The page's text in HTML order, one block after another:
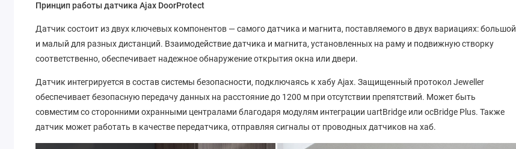
Принцип работы датчика Ajax DoorProtect
Датчик состоит из двух ключевых компонентов — самого датчика и магнита, поставляемого в двух вариациях: большой
и малый для разных дистанций. Взаимодействие датчика и магнита, установленных на раму и подвижную створку
соответственно, обеспечивает надежное обнаружение открытия окна или двери.
Датчик интегрируется в состав системы безопасности, подключаясь к хабу Ajax. Защищенный протокол Jeweller
обеспечивает безопасную передачу данных на расстояние до 1200 м при отсутствии препятствий. Может быть
совместим со сторонними охранными централами благодаря модулям интеграции uartBridge или ocBridge Plus. Также
датчик может работать в качестве передатчика, отправляя сигналы от проводных датчиков на хаб.